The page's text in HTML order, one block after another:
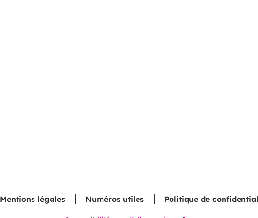
Mentions légales Numéros utiles Politique de